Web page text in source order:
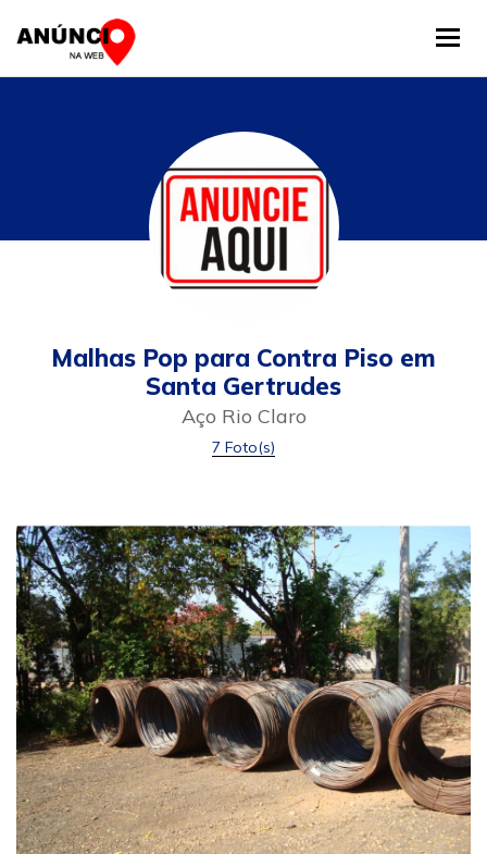
Malhas Pop para Contra Piso em
Santa Gertrudes
Aço Rio Claro
7 Foto(s)